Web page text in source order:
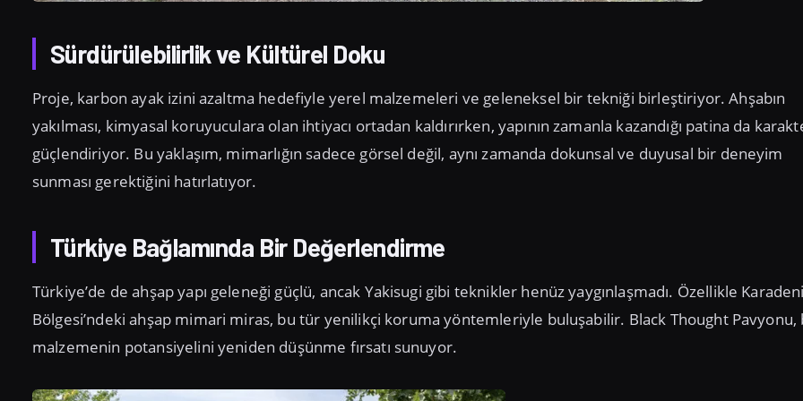
Sürdürülebilirlik ve Kültürel Doku
Proje, karbon ayak izini azaltma hedefiyle yerel malzemeleri ve geleneksel bir tekniği birleştiriyor. Ahşabın
yakılması, kimyasal koruyuculara olan ihtiyacı ortadan kaldırırken, yapının zamanla kazandığı patina da
güçlendiriyor. Bu yaklaşım, mimarlığın sadece görsel değil, aynı zamanda dokunsal ve duyusal bir deneyim
sunması gerektiğini hatırlatıyor.
Türkiye Bağlamında Bir Değerlendirme
Türkiye’de de ahşap yapı geleneği güçlü, ancak Yakisugi gibi teknikler henüz yaygınlaşmadı. Özellikle
Bölgesi’ndeki ahşap mimari miras, bu tür yenilikçi koruma yöntemleriyle buluşabilir. Black Thought Pavyonu,
malzemenin potansiyelini yeniden düşünme fırsatı sunuyor.